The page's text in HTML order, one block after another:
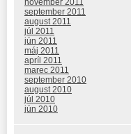
september 2011
august 2011
júl 2011
jún 2011
máj 2011
apríl 2011
marec 2011
september 2010
august 2010
júl 2010
jún 2010